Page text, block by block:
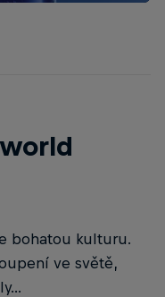
bohatou kulturu.
ve světě,